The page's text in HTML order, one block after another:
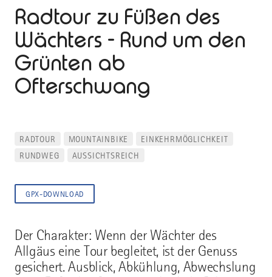
Radtour zu Füßen des
Wächters - Rund um den
Grünten ab
Ofterschwang
Der Charakter: Wenn der Wächter des
Allgäus eine Tour begleitet, ist der Genuss
gesichert. Ausblick, Abkühlung, Abwechslung
RADTOUR MOUNTAINBIKE
EINKEHRMÖGLICHKEIT
RUNDWEG
AUSSICHTSREICH
GPX-DOWNLOAD